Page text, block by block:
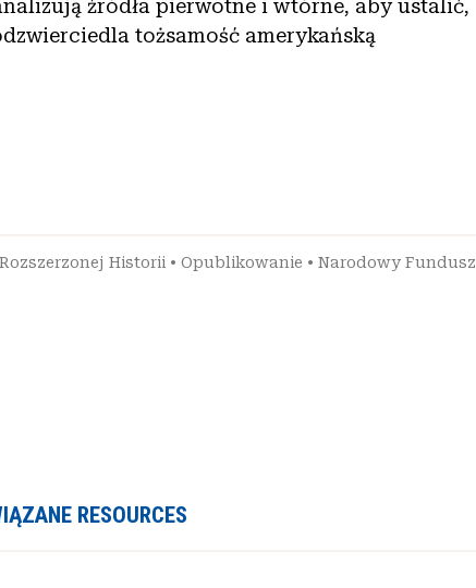
źródła pierwotne i wtórne, aby ustalić,
tożsamość amerykańską
Historii • Opublikowanie • Narodowy Fundusz
RESOURCES